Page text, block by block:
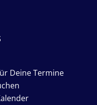
Deine Termine